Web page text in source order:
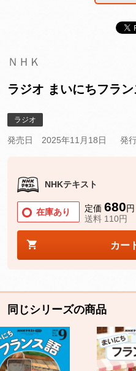
ＮＨＫ
ラジオ まいにちフラ
ラジオ
発売日 2025年11月18日 発
NHKテキスト
在庫あり 定価 680
送料 110円
カー
同じシリーズの商品